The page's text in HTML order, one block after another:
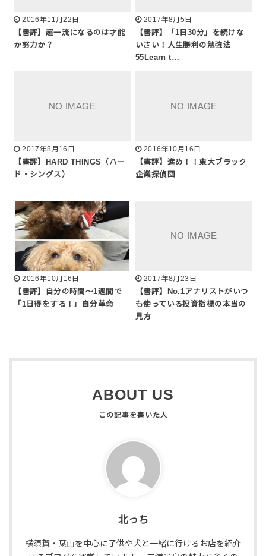
2016年11月22日
【書評】超一流になるのは才能
か努力か？
2017年8月5日
【書評】「1日30分」を続けな
いさい！人生勝利の勉強法
55Learn t…
2017年8月16日
【書評】HARD THINGS（ハー
ド・シングス）
2016年10月16日
【書評】進め！！東大ブラック
企業探偵団
2016年10月16日
【書評】自分の時間〜1週間で
「1日得をする！」自分革命
2017年8月23日
【書評】No.1アナリストがいつ
も使っている投資指標の本当の
見方
ABOUT US
北っち
横須賀・葉山を中心に子供や犬と一緒に行けるお店を紹介